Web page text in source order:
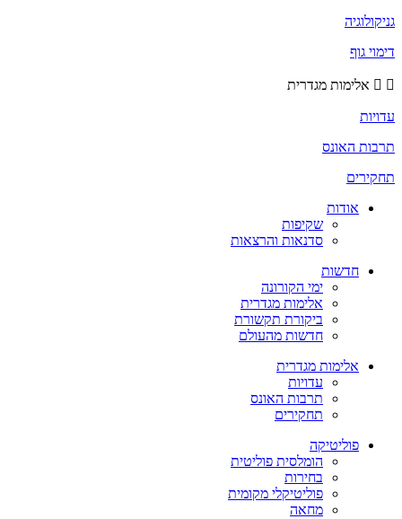
גניקולוגיה
דימוי גוף
אלימות מגדרית
עדויות
תרבות האונס
תחקירים
אודות
שקיפות
סדנאות והרצאות
חדשות
ימי הקורונה
אלימות מגדרית
ביקורת תקשורת
חדשות מהעולם
אלימות מגדרית
עדויות
תרבות האונס
תחקירים
פוליטיקה
הומלסית פוליטית
בחירות
פוליטיקלי מקומית
מחאה